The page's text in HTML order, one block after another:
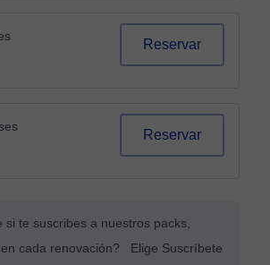
Reservar
Reservar
si te suscribes a nuestros packs,
cada renovación? Elige Suscríbete